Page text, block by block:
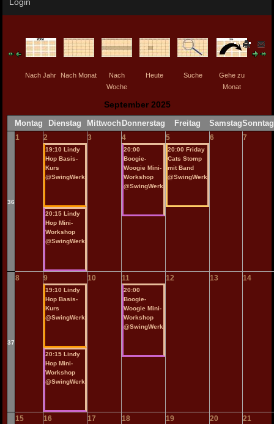
Nach Jahr Nach Monat
Nach
Woche
Heute Suche
Gehe zu
Monat
September 2025
Montag Dienstag Mittwoch Donnerstag Freitag SamstagSonntag
36
1 2
19:10 Lindy
Hop Basis-
Kurs
@SwingWerk
20:15 Lindy
Hop Mini-
Workshop
@SwingWerk
3 4
20:00
Boogie-
Woogie Mini-
Workshop
@SwingWerk
5
20:00 Friday
Cats Stomp
mit Band
@SwingWerk
6 7
37
8 9
19:10 Lindy
Hop Basis-
Kurs
@SwingWerk
20:15 Lindy
Hop Mini-
Workshop
@SwingWerk
10 11
20:00
Boogie-
Woogie Mini-
Workshop
@SwingWerk
12 13 14
15 16 17 18 19 20 21